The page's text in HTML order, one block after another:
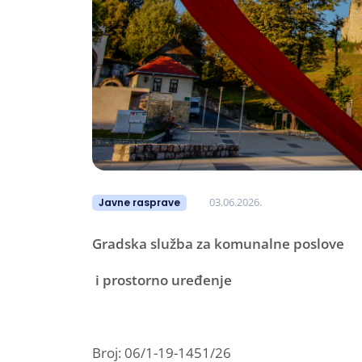
Javne rasprave 03.06.2026.
Gradska služba za komunalne poslove
i prostorno uređenje
Broj: 06/1-19-1451/26